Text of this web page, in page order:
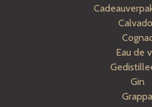
Eau de
Gin
Grappa